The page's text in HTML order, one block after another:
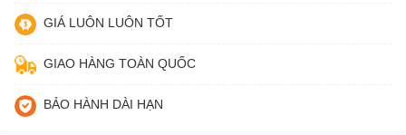
GIÁ LUÔN LUÔN TỐT
GIAO HÀNG TOÀN QUỐC
BẢO HÀNH DÀI HẠN